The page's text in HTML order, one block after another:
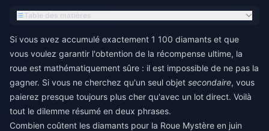
Table des matières
Si vous avez accumulé exactement 1 100 diamants et que
vous voulez garantir l'obtention de la récompense ultime, la
roue est mathématiquement sûre : il est impossible de ne pas la
gagner. Si vous ne cherchez qu'un seul objet secondaire, vous
paierez presque toujours plus cher qu'avec un lot direct. Voilà
tout le dilemme résumé en deux phrases.
Combien coûtent les diamants pour la Roue Mystère en juin